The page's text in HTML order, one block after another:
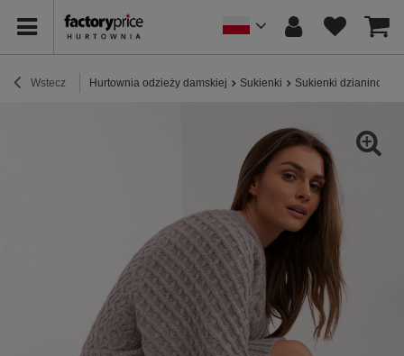
Wstecz Hurtownia odzieży damskiej Sukienki Sukienki dzianinowe